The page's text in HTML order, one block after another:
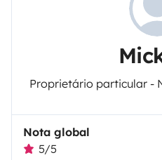
Proprietário particular -
Nota global
5/5